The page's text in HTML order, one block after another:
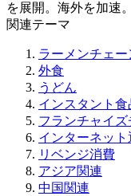
を展開。海外を加速。
関連テーマ
ラーメンチェー
外食
うどん
インスタント食
フランチャイズ
インターネット
リベンジ消費
アジア関連
中国関連